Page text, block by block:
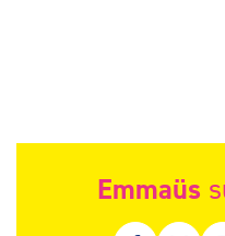
Emmaüs